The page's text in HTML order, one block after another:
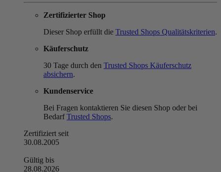
Zertifizierter Shop
Dieser Shop erfüllt die Trusted Shops Qualitätskriterien.
Käuferschutz
30 Tage durch den Trusted Shops Käuferschutz
absichern.
Kundenservice
Bei Fragen kontaktieren Sie diesen Shop oder bei
BedarfTrusted Shops.
Zertifiziert seit
30.08.2005
Gültig bis
28.08.2026